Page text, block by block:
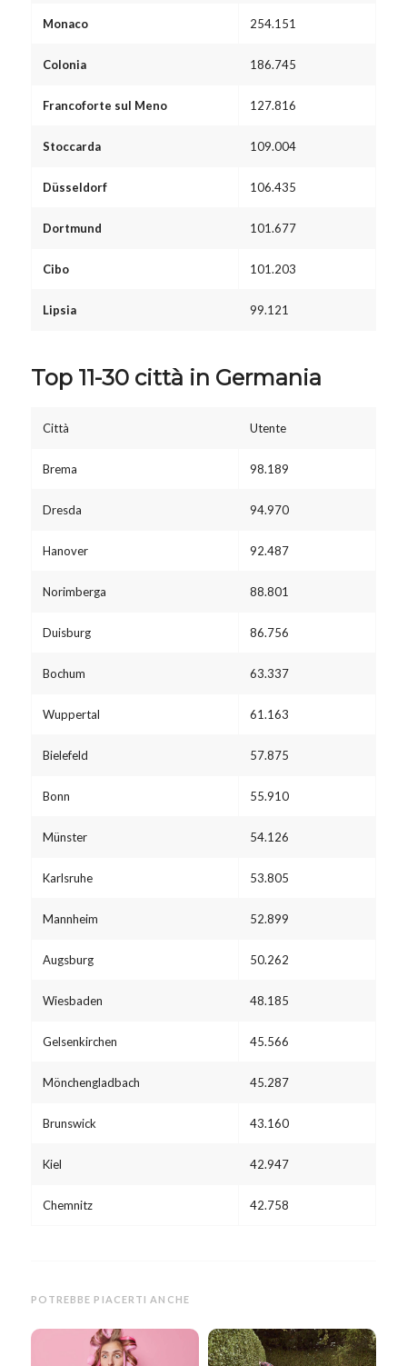
Monaco 254.151
Colonia 186.745
Francoforte sul Meno 127.816
Stoccarda 109.004
Düsseldorf 106.435
Dortmund 101.677
Cibo 101.203
Lipsia 99.121
Top 11-30 città in Germania
Città Utente
Brema 98.189
Dresda 94.970
Hanover 92.487
Norimberga 88.801
Duisburg 86.756
Bochum 63.337
Wuppertal 61.163
Bielefeld 57.875
Bonn 55.910
Münster 54.126
Karlsruhe 53.805
Mannheim 52.899
Augsburg 50.262
Wiesbaden 48.185
Gelsenkirchen 45.566
Mönchengladbach 45.287
Brunswick 43.160
Kiel 42.947
Chemnitz 42.758
POTREBBE PIACERTI ANCHE